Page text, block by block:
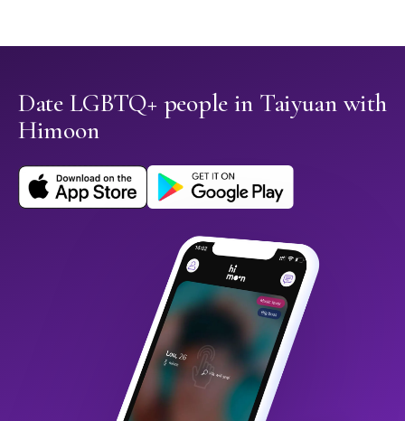
Date LGBTQ+ people in Taiyuan with
Himoon